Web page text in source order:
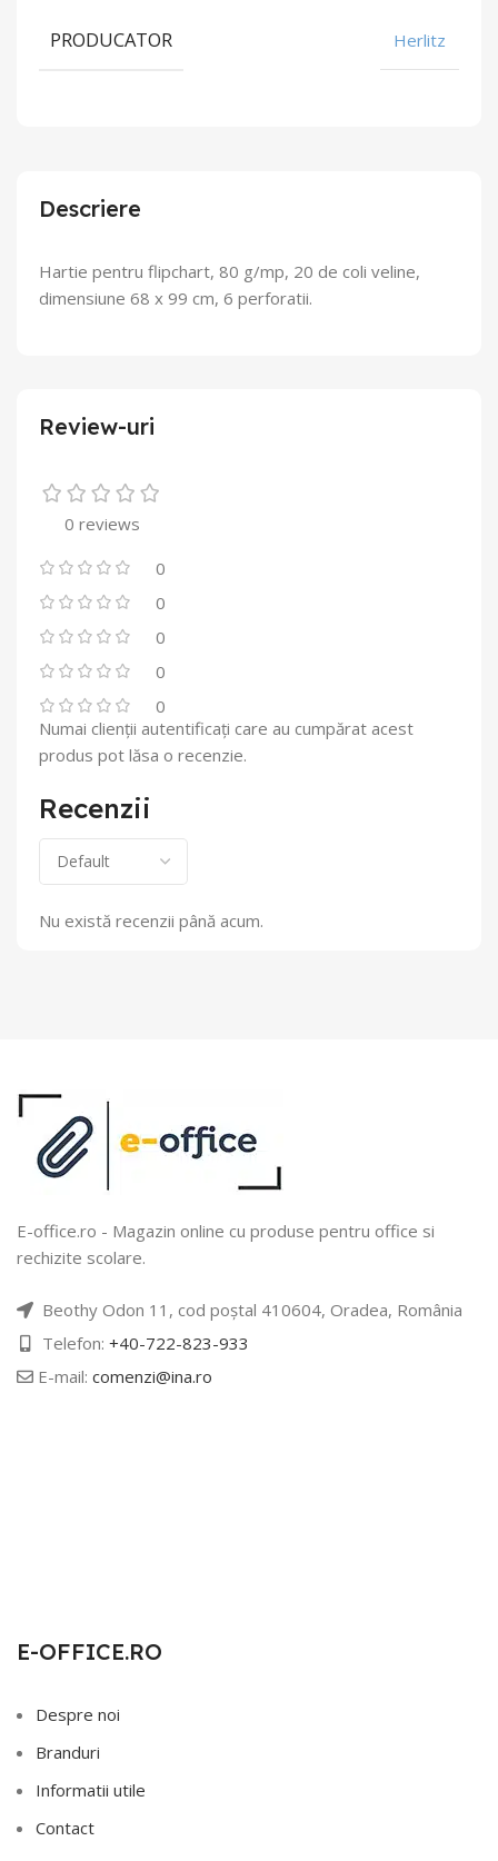
PRODUCATOR Herlitz
Descriere
Hartie pentru flipchart, 80 g/mp, 20 de coli veline,
dimensiune 68 x 99 cm, 6 perforatii.
Review-uri
0 reviews
0
0
0
0
0
Recenzii
Nu există recenzii până acum.
Numai clienții autentificați care au cumpărat acest
produs pot lăsa o recenzie.
E-office.ro - Magazin online cu produse pentru office si
rechizite scolare.
Beothy Odon 11, cod poștal 410604, Oradea, România
Telefon: +40-722-823-933
E-mail: comenzi@ina.ro
E-OFFICE.RO
Despre noi
Branduri
Informatii utile
Contact